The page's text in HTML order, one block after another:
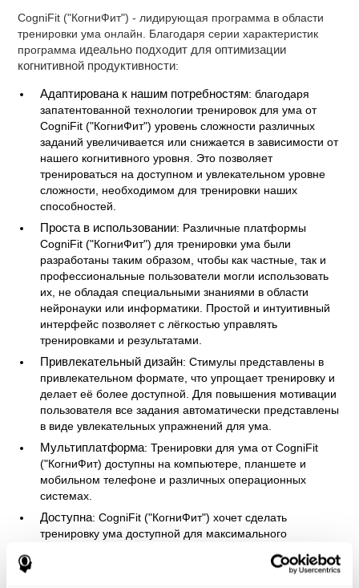
CogniFit ("КогниФит") - лидирующая программа в области
тренировки ума онлайн. Благодаря серии характеристик
программа идеально подходит для оптимизации
когнитивной продуктивности:
Адаптирована к нашим потребностям: благодаря
запатентованной технологии тренировок для ума от
CogniFit ("КогниФит") уровень сложности различных
заданий увеличивается или снижается в зависимости от
нашего когнитивного уровня. Это позволяет
тренироваться на доступном и увлекательном уровне
сложности, необходимом для тренировки наших
способностей.
Проста в использовании: Различные платформы
CogniFit ("КогниФит") для тренировки ума были
разработаны таким образом, чтобы как частные, так и
профессиональные пользователи могли использовать
их, не обладая специальными знаниями в области
нейронауки или информатики. Простой и интуитивный
интерфейс позволяет с лёгкостью управлять
тренировками и результатами.
Привлекательный дизайн: Стимулы представлены в
привлекательном формате, что упрощает тренировку и
делает её более доступной. Для повышения мотивации
пользователя все задания автоматически представлены
в виде увлекательных упражнений для ума.
Мультиплатформа: Тренировки для ума от CogniFit
("КогниФит) доступны на компьютере, планшете и
мобильном телефоне и различных операционных
системах.
Доступна: CogniFit ("КогниФит") хочет сделать
тренировку ума доступной для максимального
подходит детям от 7 лет, взрослым и пожилым людям.